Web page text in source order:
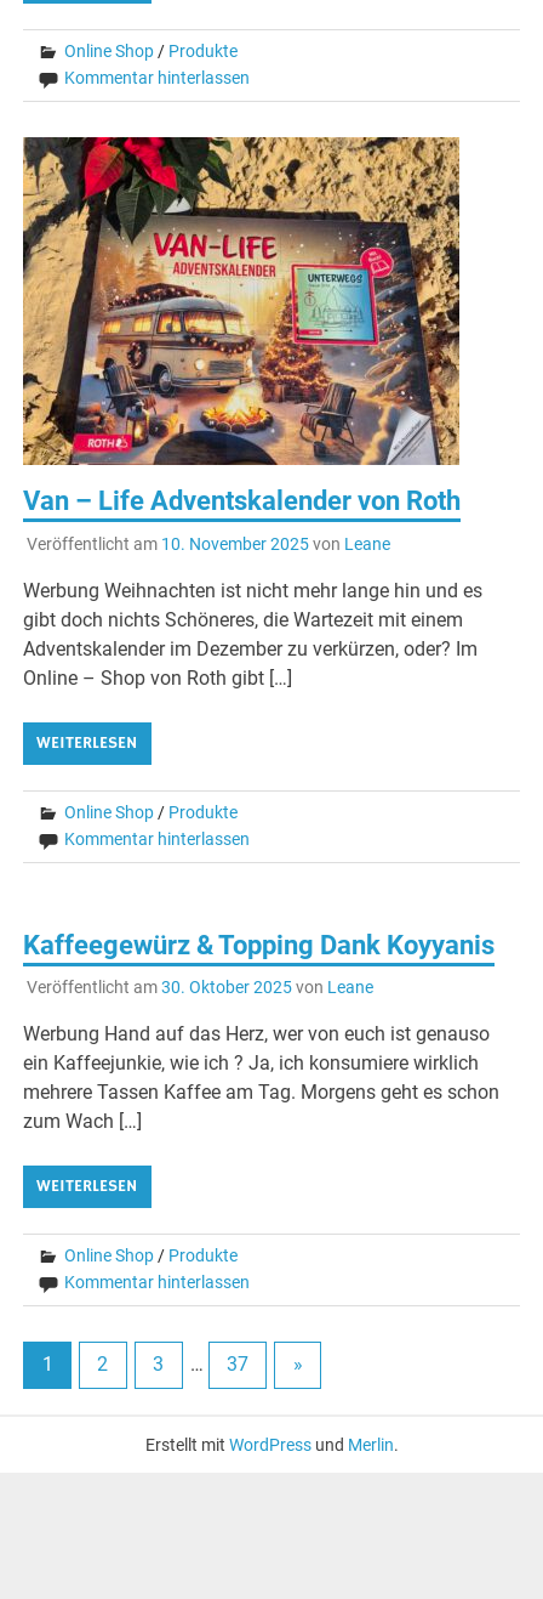
Online Shop / Produkte
Kommentar hinterlassen
Van – Life Adventskalender von Roth
Veröffentlicht am 10. November 2025von Leane
Werbung Weihnachten ist nicht mehr lange hin und es
gibt doch nichts Schöneres, die Wartezeit mit einem
Adventskalender im Dezember zu verkürzen, oder? Im
Online – Shop von Roth gibt […]
WEITERLESEN
Online Shop / Produkte
Kommentar hinterlassen
Kaffeegewürz & Topping Dank Koyyanis
Veröffentlicht am30. Oktober 2025von Leane
Werbung Hand auf das Herz, wer von euch ist genauso
ein Kaffeejunkie, wie ich ? Ja, ich konsumiere wirklich
mehrere Tassen Kaffee am Tag. Morgens geht es schon
zum Wach […]
WEITERLESEN
Online Shop/ Produkte
Kommentar hinterlassen
1 2 3 … 37 »
Erstellt mit WordPressund Merlin.